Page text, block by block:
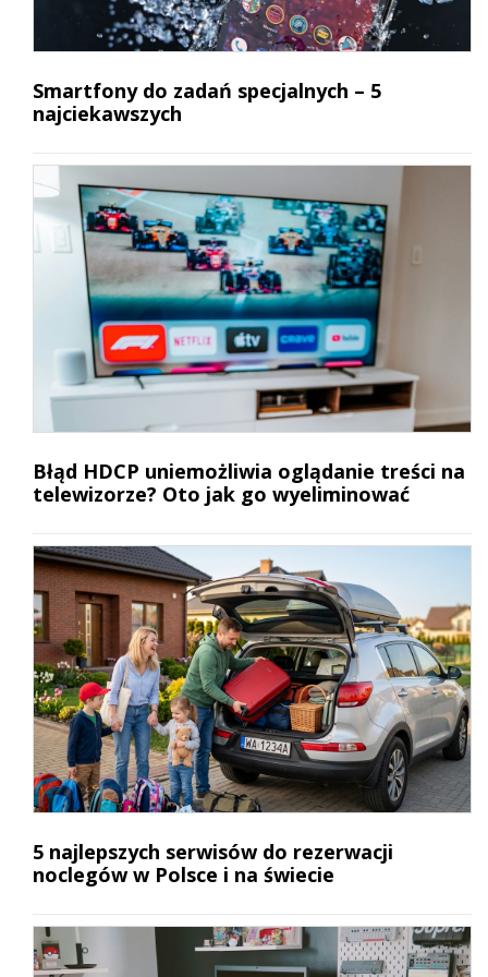
Smartfony do zadań specjalnych – 5
najciekawszych
Błąd HDCP uniemożliwia oglądanie treści na
telewizorze? Oto jak go wyeliminować
5 najlepszych serwisów do rezerwacji
noclegów w Polsce i na świecie